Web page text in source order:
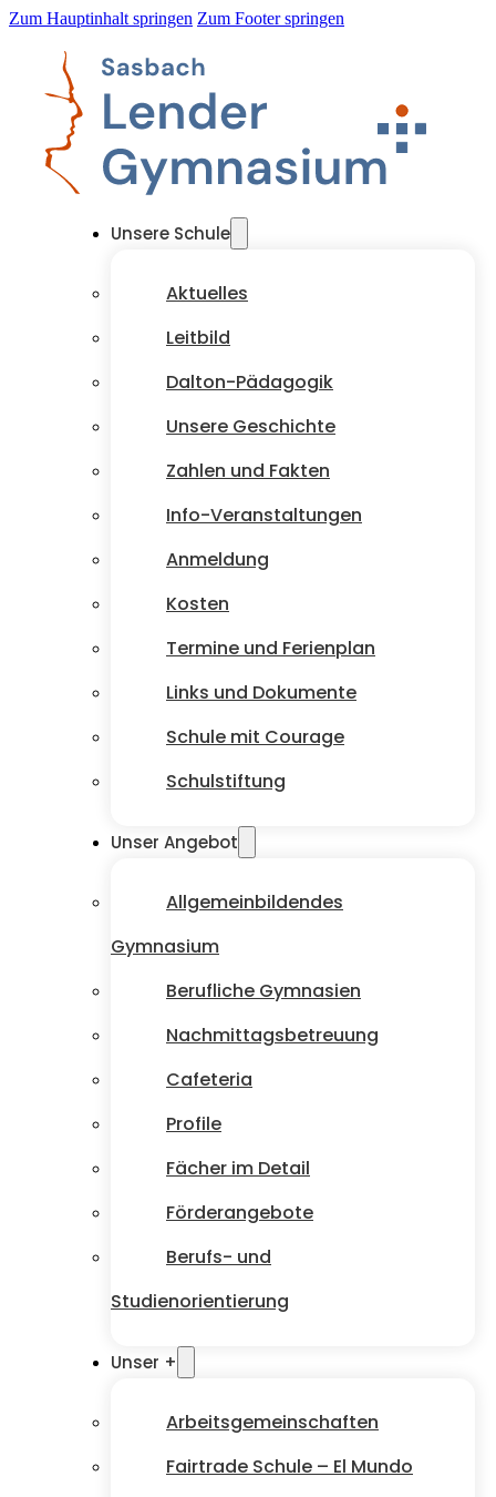
Zum Hauptinhalt springen Zum Footer springen
Unsere Schule
Aktuelles
Leitbild
Dalton-Pädagogik
Unsere Geschichte
Zahlen und Fakten
Info-Veranstaltungen
Anmeldung
Kosten
Termine und Ferienplan
Links und Dokumente
Schule mit Courage
Schulstiftung
Unser Angebot
Allgemeinbildendes
Gymnasium
Berufliche Gymnasien
Nachmittagsbetreuung
Cafeteria
Profile
Fächer im Detail
Förderangebote
Berufs- und
Studienorientierung
Unser +
Arbeitsgemeinschaften
Fairtrade Schule – El Mundo